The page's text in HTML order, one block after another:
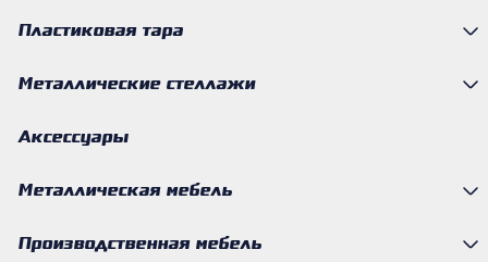
Пластиковая тара
Металлические стеллажи
Аксессуары
Металлическая мебель
Производственная мебель